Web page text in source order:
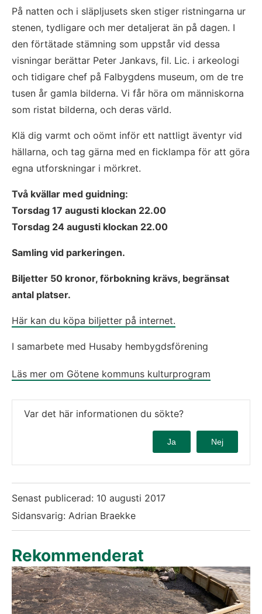
På natten och i släpljusets sken stiger ristningarna ur
stenen, tydligare och mer detaljerat än på dagen. I
den förtätade stämning som uppstår vid dessa
visningar berättar Peter Jankavs, fil. Lic. i arkeologi
och tidigare chef på Falbygdens museum, om de tre
tusen år gamla bilderna. Vi får höra om människorna
som ristat bilderna, och deras värld.
Klä dig varmt och oömt inför ett nattligt äventyr vid
hällarna, och tag gärna med en ficklampa för att göra
egna utforskningar i mörkret.
Två kvällar med guidning:
Torsdag 17 augusti klockan 22.00
Torsdag 24 augusti klockan 22.00
Samling vid parkeringen.
Biljetter 50 kronor, förbokning krävs, begränsat
antal platser.
Här kan du köpa biljetter på internet.
I samarbete med Husaby hembygdsförening
Läs mer om Götene kommuns kulturprogram
Var det här informationen du sökte?
Ja Nej
Senast publicerad: 10 augusti 2017
Sidansvarig: Adrian Braekke
Rekommenderat